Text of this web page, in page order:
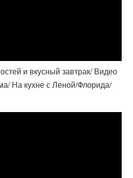
и вкусный завтрак/ Видео
На кухне с Леной/Флорида/